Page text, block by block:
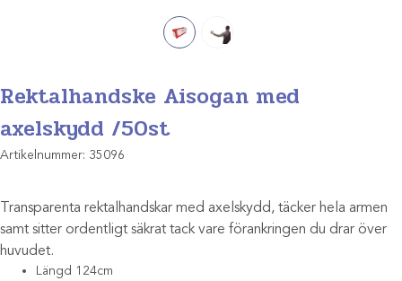
Rektalhandske Aisogan med
axelskydd /50st
Artikelnummer: 35096
Transparenta rektalhandskar med axelskydd, täcker hela armen
samt sitter ordentligt säkrat tack vare förankringen du drar över
huvudet.
Längd 124cm